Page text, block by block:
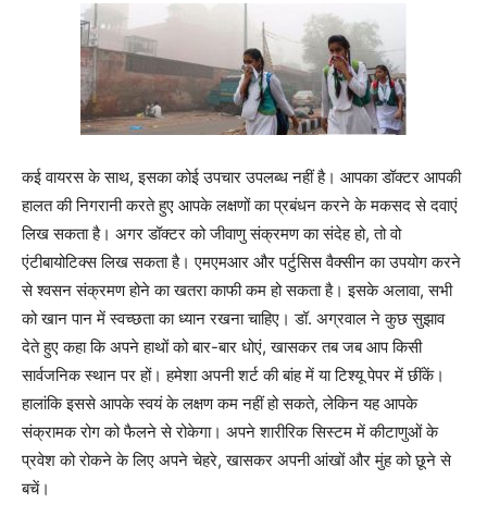
कई वायरस के साथ, इसका कोई उपचार उपलब्ध नहीं है। आपका डॉक्टर आपकी
हालत की निगरानी करते हुए आपके लक्षणों का प्रबंधन करने के मकसद से दवाएं
लिख सकता है। अगर डॉक्टर को जीवाणु संक्रमण का संदेह हो, तो वो
एंटीबायोटिक्स लिख सकता है। एमएमआर और पर्टुसिस वैक्सीन का उपयोग करने
से श्वसन संक्रमण होने का खतरा काफी कम हो सकता है। इसके अलावा, सभी
को खान पान में स्वच्छता का ध्यान रखना चाहिए। डॉ. अग्रवाल ने कुछ सुझाव
देते हुए कहा कि अपने हाथों को बार-बार धोएं, खासकर तब जब आप किसी
सार्वजनिक स्थान पर हों। हमेशा अपनी शर्ट की बांह में या टिश्यू पेपर में छींकें।
हालांकि इससे आपके स्वयं के लक्षण कम नहीं हो सकते, लेकिन यह आपके
संक्रामक रोग को फैलने से रोकेगा। अपने शारीरिक सिस्टम में कीटाणुओं के
प्रवेश को रोकने के लिए अपने चेहरे, खासकर अपनी आंखों और मुंह को छूने से
बचें।